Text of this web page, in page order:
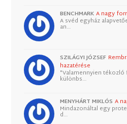
BENCHMARK A nagy
A svéd egyház
an…
SZILÁGYI JÓZSEF
hazatérése
"Valamennyien tékozló
különbs…
MENYHÁRT MIKLÓS A
Mindazonáltal egy
d…